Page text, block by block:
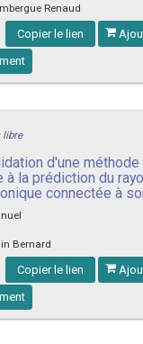
Renaud
Copier le lien
libre
d'une méthode
à la prédiction du
connectée à
Bernard
Copier le lien